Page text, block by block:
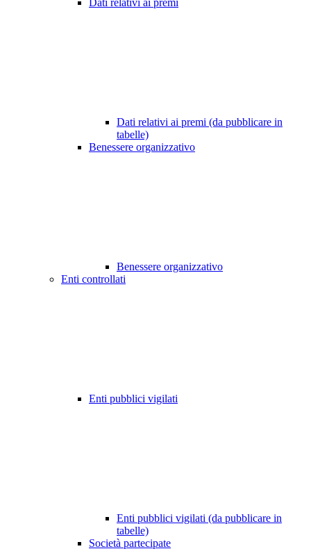
Dati relativi ai premi
Dati relativi ai premi (da pubblicare in
tabelle)
Benessere organizzativo
Benessere organizzativo
Enti controllati
Enti pubblici vigilati
Enti pubblici vigilati (da pubblicare in
tabelle)
Società partecipate